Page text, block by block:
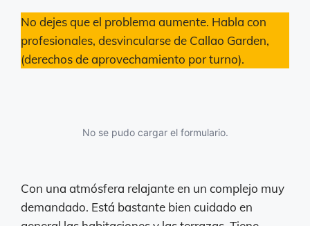
No dejes que el problema aumente. Habla con
profesionales, desvincularse de Callao Garden,
(derechos de aprovechamiento por turno).
No se pudo cargar el formulario.
Con una atmósfera relajante en un complejo muy
demandado. Está bastante bien cuidado en